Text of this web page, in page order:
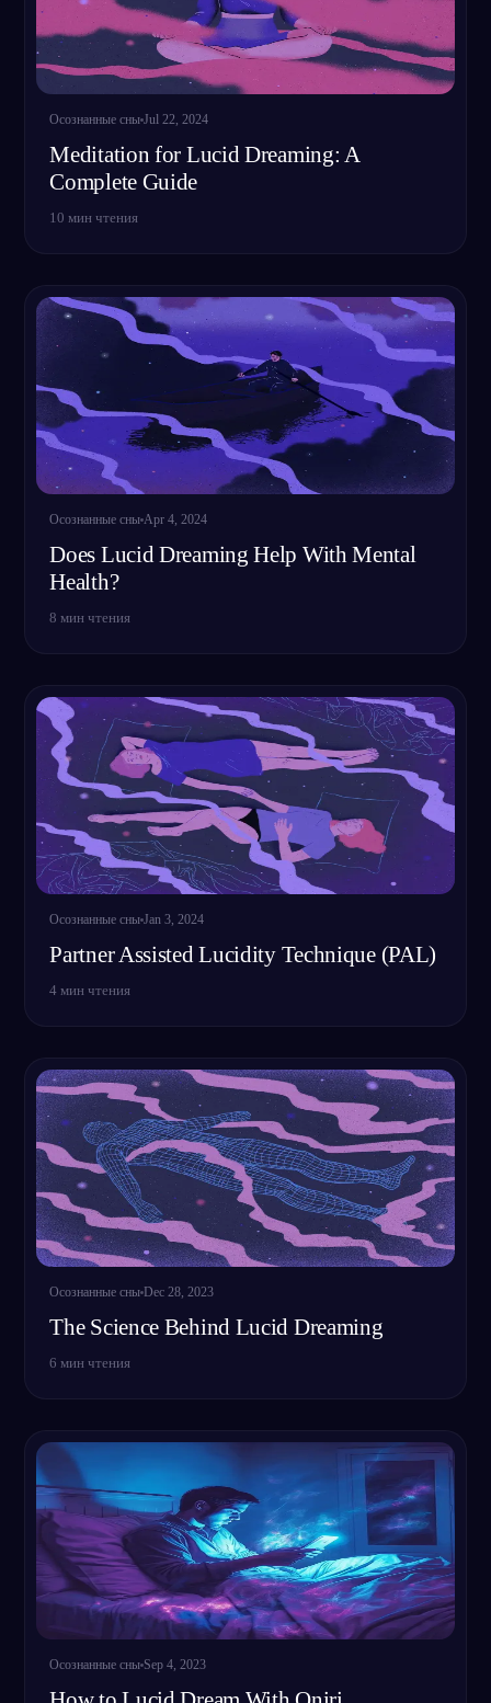
Осознанные сны Jul 22, 2024
Meditation for Lucid Dreaming: A
Complete Guide
10 мин чтения
Осознанные сны Apr 4, 2024
Does Lucid Dreaming Help With Mental
Health?
8 мин чтения
Осознанные сны Jan 3, 2024
Partner Assisted Lucidity Technique (PAL)
4 мин чтения
Осознанные сны Dec 28, 2023
The Science Behind Lucid Dreaming
6 мин чтения
Осознанные сны Sep 4, 2023